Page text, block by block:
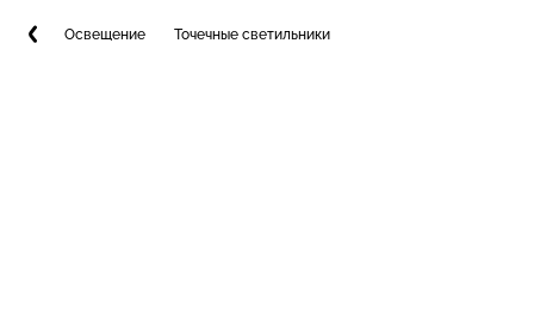
Освещение Точечные светильники